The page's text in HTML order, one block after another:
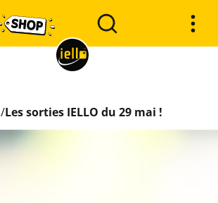
/Les sorties IELLO du 29 mai !